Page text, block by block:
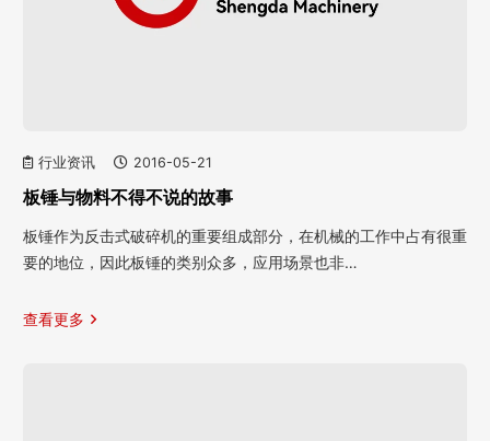
行业资讯 2016-05-21
板锤与物料不得不说的故事
板锤作为反击式破碎机的重要组成部分，在机械的工作中占有很重
要的地位，因此板锤的类别众多，应用场景也非…
查看更多